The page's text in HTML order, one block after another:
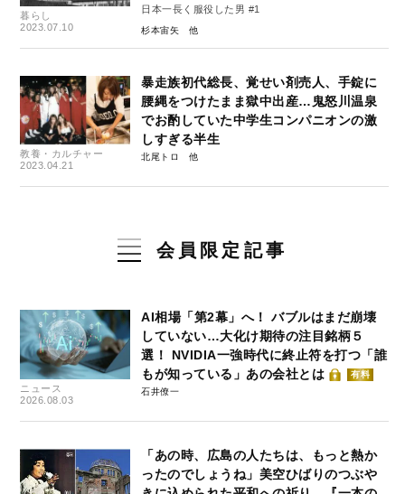
暮らし
2023.07.10
日本一長く服役した男 #1
杉本宙矢
教養・カルチャー
2023.04.21
暴走族初代総長、覚せい剤売人、手錠に
腰縄をつけたまま獄中出産…鬼怒川温泉
でお酌していた中学生コンパニオンの激
しすぎる半生
北尾トロ
会員限定記事
ニュース
2026.08.03
AI相場「第2幕」へ！ バブルはまだ崩壊
していない…大化け期待の注目銘柄５
選！ NVIDIA一強時代に終止符を打つ「誰
もが知っている」あの会社とは
有料
石井僚一
「あの時、広島の人たちは、もっと熱か
ったのでしょうね」美空ひばりのつぶや